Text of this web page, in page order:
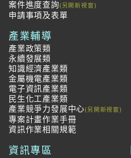
案件進度查詢
申請事項及表單
產業輔導
產業政策類
永續發展類
知識經濟產業類
金屬機電產業類
電子資訊產業類
民生化工產業類
產業競爭力發展中心
專案計畫作業手冊
資訊作業相關規範
資訊專區